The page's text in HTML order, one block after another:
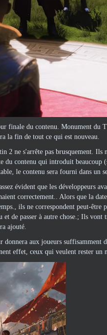
finale du contenu. Monument
la fin de tout ce qui est nouveau.
ne s'arrête pas brusquement. Ils
du contenu qui introduit
le contenu sera fourni dans un
évident que les développeurs
correctement.. Alors que la
ils ne correspondent peut-
de passer à autre chose.; Ils
ajouté.
donnera aux joueurs suffisamment
effet, ceux qui veulent rester un